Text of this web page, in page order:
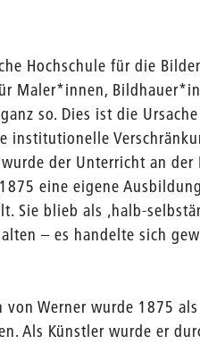
Hochschule für die
Maler*innen,
so. Dies ist die
institutionelle
der Unterricht an
eine eigene
Sie blieb als ‚halb-
– es handelte sich
von Werner wurde 1875
Als Künstler wurde er